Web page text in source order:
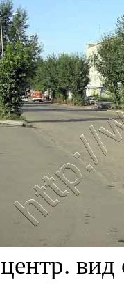
центр.